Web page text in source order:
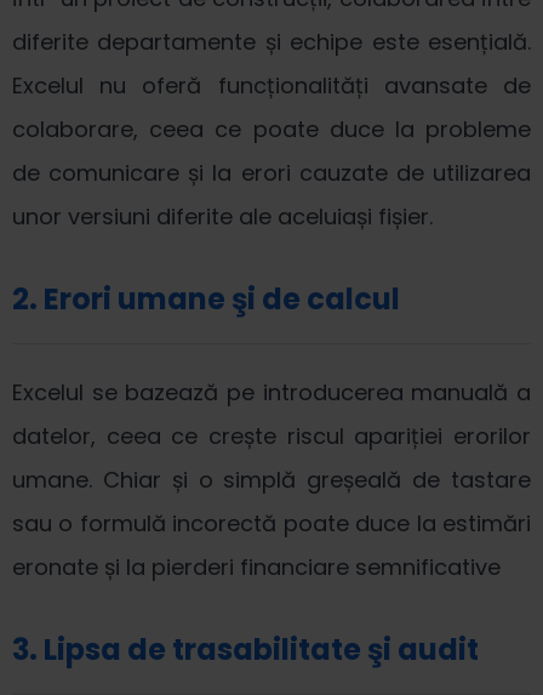
diferite departamente și echipe este esențială.
Excelul nu oferă funcționalități avansate de
colaborare, ceea ce poate duce la probleme
de comunicare și la erori cauzate de utilizarea
unor versiuni diferite ale aceluiași fișier.
2. Erori umane şi de calcul
Excelul se bazează pe introducerea manuală a
datelor, ceea ce crește riscul apariției erorilor
umane. Chiar și o simplă greșeală de tastare
sau o formulă incorectă poate duce la estimări
eronate și la pierderi financiare semnificative
3. Lipsa de trasabilitate şi audit